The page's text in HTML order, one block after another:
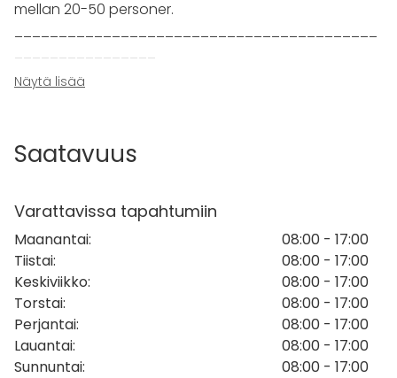
mellan 20-50 personer.
Situated in Tingshuset, our banqueting venue next to
Näytä lisää
Saatavuus
Varattavissa tapahtumiin
Maanantai:
08:00 - 17:00
Tiistai:
08:00 - 17:00
Keskiviikko:
08:00 - 17:00
Torstai:
08:00 - 17:00
Perjantai:
08:00 - 17:00
Lauantai:
08:00 - 17:00
Sunnuntai: 08:00 - 17:00